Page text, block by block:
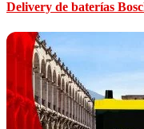
Delivery de baterías